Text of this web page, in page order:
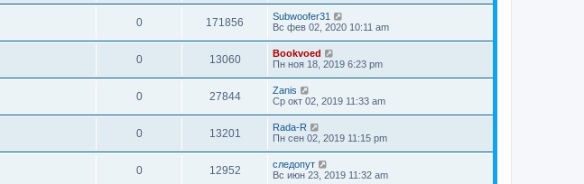
0 171856
Subwoofer31
Вс фев 02, 2020 10:11 am
0 13060
Bookvoed
Пн ноя 18, 2019 6:23 pm
0 27844
Zanis
Ср окт 02, 2019 11:33 am
0 13201
Rada-R
Пн сен 02, 2019 11:15 pm
0 12952
следопут
Вс июн 23, 2019 11:32 am